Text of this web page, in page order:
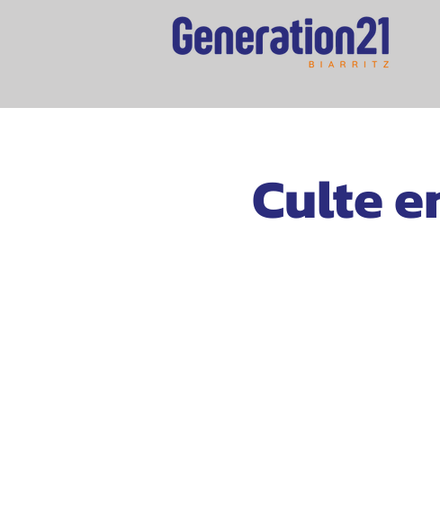
Culte